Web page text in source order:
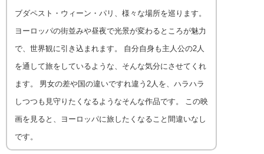
ブダペスト・ウィーン・パリ、様々な場所を巡ります。
ヨーロッパの街並みや昼夜で光景が変わるところが魅力
で、世界観に引き込まれます。 自分自身も主人公の2人
を通して旅をしているような、そんな気分にさせてくれ
ます。 男女の差や国の違いですれ違う2人を、ハラハラ
しつつも見守りたくなるようなそんな作品です。 この映
画を見ると、ヨーロッパに旅したくなること間違いなし
です。